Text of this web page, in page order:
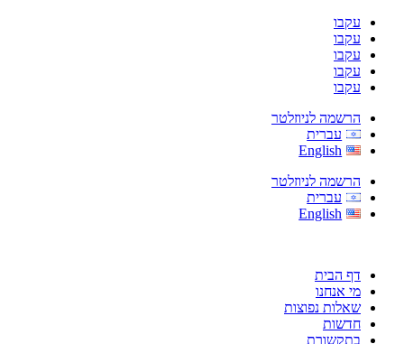
עקבו
עקבו
עקבו
עקבו
עקבו
הרשמה לניוזלטר
עברית
English
הרשמה לניוזלטר
עברית
English
דף הבית
מי אנחנו
שאלות נפוצות
חדשות
בתקשורת